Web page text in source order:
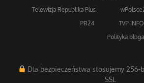
Telewizja Republika Plus
PR24
TVP INFO
Polityka
Dla bezpieczeństwa stosujemy
SSL